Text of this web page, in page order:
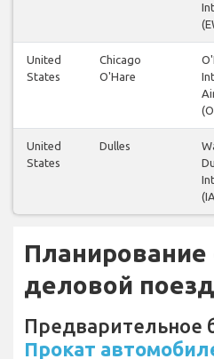
United
States
Chicago
O'Hare
United
States
Dulles
Планирование
деловой
Предварительное
Прокат